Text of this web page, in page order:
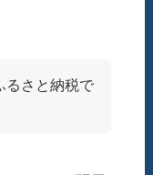
るさと納税で